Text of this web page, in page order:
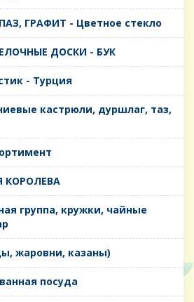
ГРАФИТ - Цветное стекло
ДОСКИ - БУК
- Турция
кастрюли, дуршлаг, таз,
КОРОЛЕВА
группа, кружки, чайные
жаровни, казаны)
посуда